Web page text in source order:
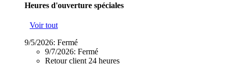
Heures d'ouverture spéciales
Voir tout
9/5/2026: Fermé
9/7/2026: Fermé
Retour client 24 heures